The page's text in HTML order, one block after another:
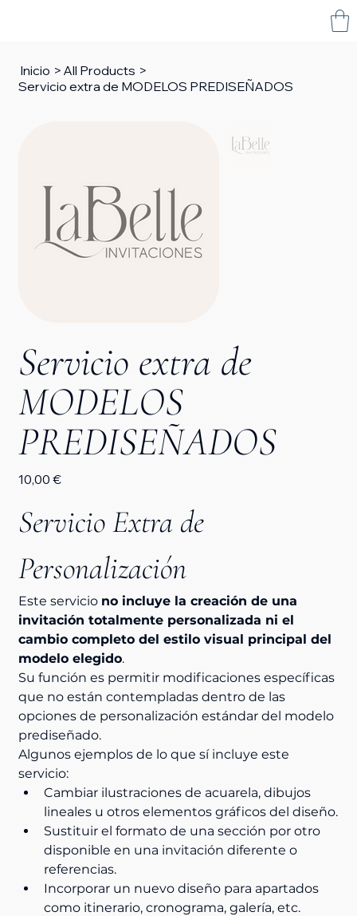
Inicio > All Products >
Servicio extra de MODELOS PREDISEÑADOS
Servicio extra de
MODELOS
PREDISEÑADOS
Precio
10,00 €
Servicio Extra de
Personalización
Este servicio no incluye la creación de una
invitación totalmente personalizada ni el
cambio completo del estilo visual principal del
modelo elegido.
Su función es permitir modificaciones específicas
que no están contempladas dentro de las
opciones de personalización estándar del modelo
prediseñado.
Algunos ejemplos de lo que sí incluye este
servicio:
Cambiar ilustraciones de acuarela, dibujos
lineales u otros elementos gráficos del diseño.
Sustituir el formato de una sección por otro
disponible en una invitación diferente o
referencias.
Incorporar un nuevo diseño para apartados
como itinerario, cronograma, galería, etc.